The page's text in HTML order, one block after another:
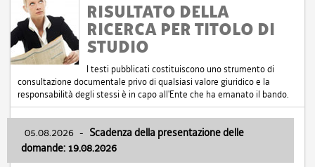
RISULTATO DELLA
RICERCA PER TITOLO DI
STUDIO
I testi pubblicati costituiscono uno strumento di
consultazione documentale privo di qualsiasi valore giuridico e la
responsabilità degli stessi è in capo all'Ente che ha emanato il bando.
05.08.2026 - Scadenza della presentazione delle
domande: 19.08.2026